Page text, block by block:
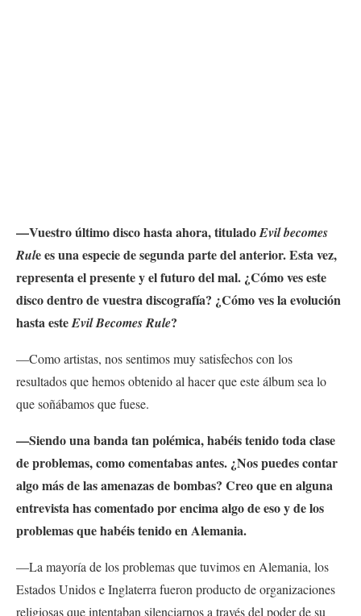
—Vuestro último disco hasta ahora, tituladoEvil becomes
Rule es una especie de segunda parte del anterior. Esta vez,
representa el presente y el futuro del mal. ¿Cómo ves este
disco dentro de vuestra discografía? ¿Cómo ves la evolución
hasta esteEvil Becomes Rule?
—Como artistas, nos sentimos muy satisfechos con los
resultados que hemos obtenido al hacer que este álbum sea lo
que soñábamos que fuese.
—Siendo una banda tan polémica, habéis tenido toda clase
de problemas, como comentabas antes. ¿Nos puedes contar
algo más de las amenazas de bombas? Creo que en alguna
entrevista has comentado por encima algo de eso y de los
problemas que habéis tenido en Alemania.
—La mayoría de los problemas que tuvimos en Alemania, los
Estados Unidos e Inglaterra fueron producto de organizaciones
religiosas que intentaban silenciarnos a través del poder de su